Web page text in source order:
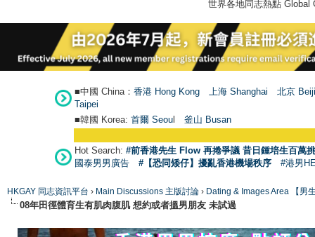
世界各地同志熱點
■中國 China： 香港 Hong Kong 上海 Shanghai
北京
Taipei
■韓國 Korea: 首爾 Seoul 釜山 Busan
Hot Search: #前香港先生 Flow 再捲爭議 昔日鍾培生百萬
國泰男男廣告
#【恐同矮仔】擾亂香港機場秩序 #港男
HKGAY 同志資訊平台 › Main Discussions 主版討論 › Dating & Images Area 【男
08年田徑體育生有肌肉腹肌 想約或者搵男朋友 未試過